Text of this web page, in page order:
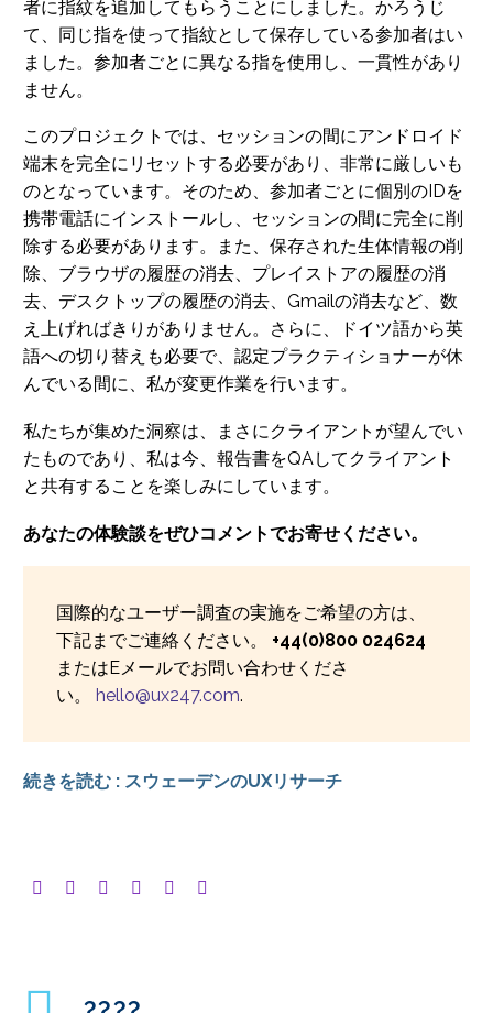
者に指紋を追加してもらうことにしました。かろうじ
て、同じ指を使って指紋として保存している参加者はい
ました。参加者ごとに異なる指を使用し、一貫性があり
ません。
このプロジェクトでは、セッションの間にアンドロイド
端末を完全にリセットする必要があり、非常に厳しいも
のとなっています。そのため、参加者ごとに個別のIDを
携帯電話にインストールし、セッションの間に完全に削
除する必要があります。また、保存された生体情報の削
除、ブラウザの履歴の消去、プレイストアの履歴の消
去、デスクトップの履歴の消去、Gmailの消去など、数
え上げればきりがありません。さらに、ドイツ語から英
語への切り替えも必要で、認定プラクティショナーが休
んでいる間に、私が変更作業を行います。
私たちが集めた洞察は、まさにクライアントが望んでい
たものであり、私は今、報告書をQAしてクライアント
と共有することを楽しみにしています。
あなたの体験談をぜひコメントでお寄せください。
国際的なユーザー調査の実施をご希望の方は、
下記までご連絡ください。 +44(0)800 024624
またはEメールでお問い合わせくださ
い。 hello@ux247.com.
続きを読む : スウェーデンのUXリサーチ